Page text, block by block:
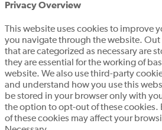
Privacy Overview
This website uses cookies to improve
you navigate through the website. Out
that are categorized as necessary are
they are essential for the working of
website. We also use third-party
and understand how you use this
be stored in your browser only with
the option to opt-out of these cookies.
of these cookies may affect your